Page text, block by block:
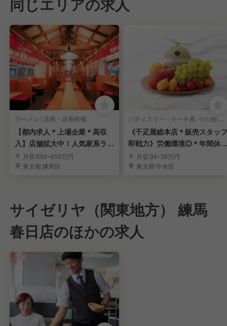
同じエリアの求人
ラーメン | 店長・店長候補
【都内求人＊上場企業＊高収
入】店舗拡大中！人気家系ラー
メン「町田商店」
月収/550~650万円
東京都 練馬区
パティスリー・ケーキ屋, その他(料理ジャンル) | 店長・店長候補
《千疋屋総本店＊販売スタッフ
即戦力》労働環境◎＊年間休1
15日＊賞与年3回
月収/34~38万円
東京都 中央区
サイゼリヤ（関東地方） 練馬
春日店のほかの求人